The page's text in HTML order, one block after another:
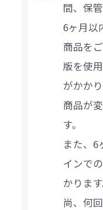
間、保
6ヶ月以
商品を
版を使
がかかり
商品が
す。
また、6
インで
かります
尚、何